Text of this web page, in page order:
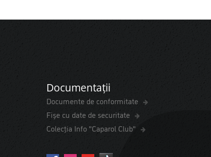
Documentații
Documente de conformitate
Fișe cu date de securitate
Colecția Info "Caparol Club"